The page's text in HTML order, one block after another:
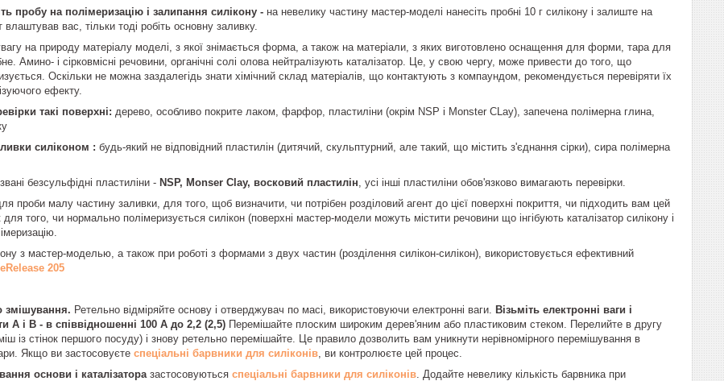
пробу на полімеризацію і залипання силікону - на невелику частину мастер-моделі нанесіть пробні 10 г силікону і залиште на
вас, тільки тоді робіть основну заливку.
на природу матеріалу моделі, з якої знімається форма, а також на матеріали, з яких виготовлено оснащення для форми, тара для
Амино- і сірковмісні речовини, органічні солі олова нейтралізують каталізатор. Це, у свою чергу, може привести до того, що
Оскільки не можна заздалегідь знати хімічний склад матеріалів, що контактують з компаундом, рекомендується перевіряти їх
ефекту.
такі поверхні: дерево, особливо покрите лаком, фарфор, пластиліни (окрім NSP і Monster CLay), запечена полімерна глина,
силіконом : будь-який не відповідний пластилін (дитячий, скульптурний, але такий, що містить з'єднання сірки), сира полімерна
безсульфідні пластиліни - NSP, Monser Clay, восковий пластилін , усі інші пластиліни обов'язково вимагають перевірки.
проби малу частину заливки, для того, щоб визначити, чи потрібен розділовий агент до цієї поверхні покриття, чи підходить вам цей
того, чи нормально полімеризується силікон (поверхні мастер-модели можуть містити речовини що інгібують каталізатор силікону і
з мастер-моделью, а також при роботі з формами з двух частин (розділення силікон-силікон), використовується ефективний
205
змішування. Ретельно відміряйте основу і отверджувач по масі, використовуючи електронні ваги.
Візьміть електронні ваги і
А і В - в співвідношенні 100 А до 2,2 (2,5) Перемішайте плоским широким дерев'яним або пластиковим стеком. Перелийте в другу
із стінок першого посуду) і знову ретельно перемішайте. Це правило дозволить вам уникнути нерівномірного перемішування в
Якщо ви застосовуєте спеціальні барвники для силіконів , ви контролюєте цей процес.
основи і каталізатора застосовуються спеціальні барвники для силіконів . Додайте невелику кількість барвника при